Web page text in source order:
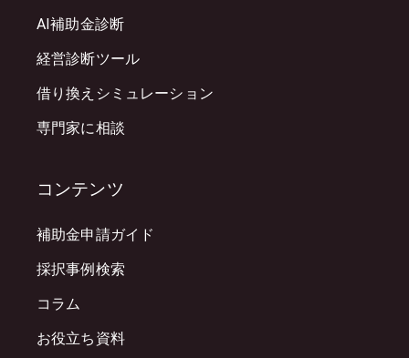
AI補助金診断
経営診断ツール
借り換えシミュレーション
専門家に相談
コンテンツ
補助金申請ガイド
採択事例検索
コラム
お役立ち資料